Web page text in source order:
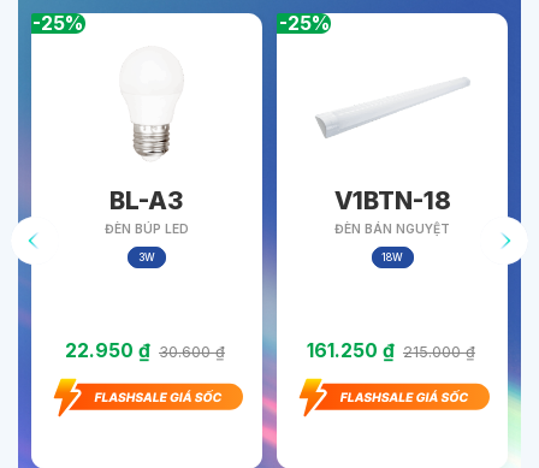
-25%
BL-A3
ĐÈN BÚP LED
3W
22.950 ₫ 30.600₫
-25%
V1BTN-18
ĐÈN BÁN NGUYỆT
18W
161.250 ₫ 215.000₫